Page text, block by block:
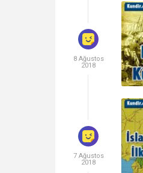
8 Ağustos
2018
7 Ağustos
2018